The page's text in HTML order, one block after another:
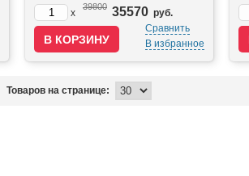
x
39800 35570 руб.
Сравнить
В избранное
Товаров на странице: